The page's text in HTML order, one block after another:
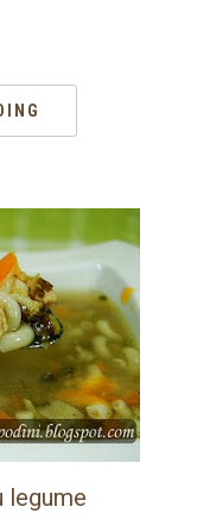
legume